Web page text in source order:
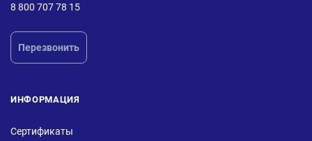
8 800 707 78 15
Перезвонить
ИНФОРМАЦИЯ
Сертификаты